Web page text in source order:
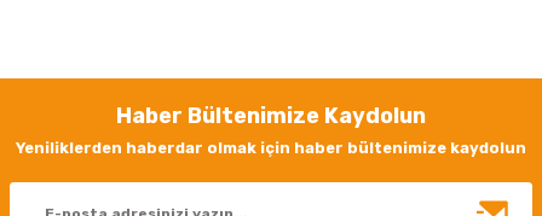
Görüş ve önerileriniz için teşekkür ederiz.
Ürün resmi kalitesiz, bozuk veya görüntülenemiyor.
Ürün bilgilerinde hatalar bulunuyor.
Haber Bültenimize Kaydolun
Yeniliklerden haberdar olmak için haber bültenimize kaydolun